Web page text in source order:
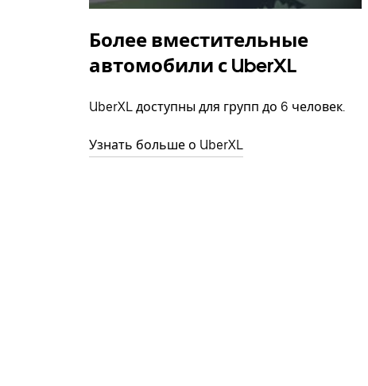
Более вместительные
автомобили с UberXL
UberXL доступны для групп до 6 человек.
Узнать больше о UberXL